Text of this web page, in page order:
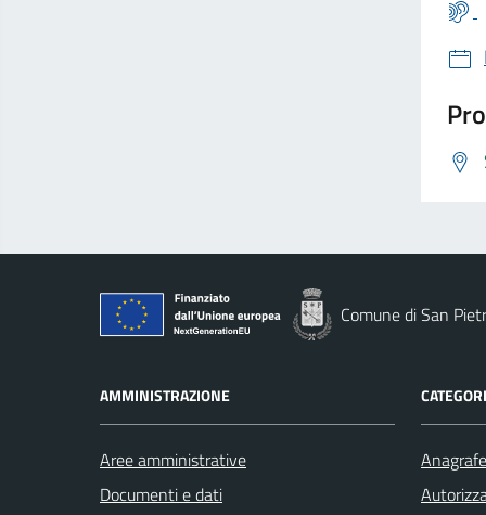
Comune di San
AMMINISTRAZIONE
Aree amministrative
Documenti e dati